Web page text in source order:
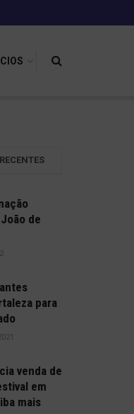
RECENTES
de
para
venda de
em
mais